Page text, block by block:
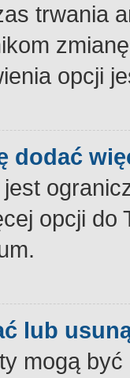
trwania
opcji
dodać
opcji
lub
mogą